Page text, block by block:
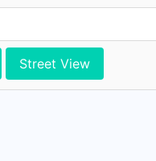
Street View